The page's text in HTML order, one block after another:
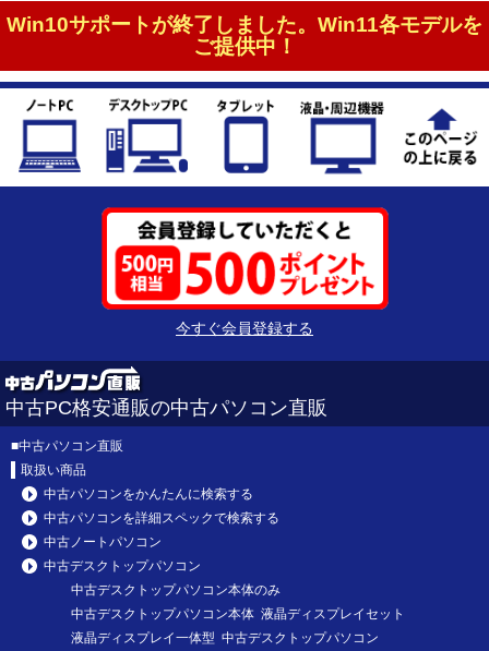
Win10サポートが終了しました。Win11各モデルを
ご提供中！
今すぐ会員登録する
中古PC格安通販の中古パソコン直販
■中古パソコン直販
取扱い商品
中古パソコンをかんたんに検索する
中古パソコンを詳細スペックで検索する
中古ノートパソコン
中古デスクトップパソコン
中古デスクトップパソコン本体のみ
中古デスクトップパソコン本体 液晶ディスプレイセット
液晶ディスプレイ一体型 中古デスクトップパソコン